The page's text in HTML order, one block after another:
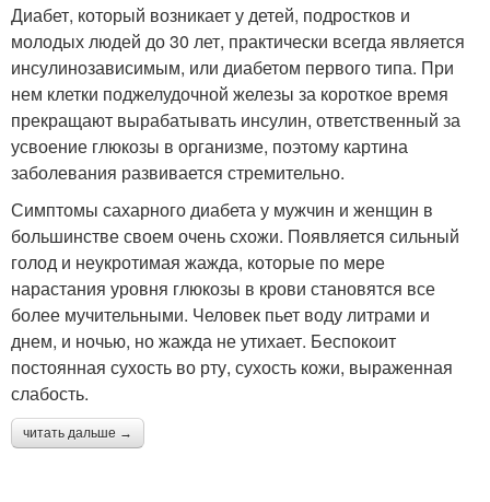
Диабет, который возникает у детей, подростков и
молодых людей до 30 лет, практически всегда является
инсулинозависимым, или диабетом первого типа. При
нем клетки поджелудочной железы за короткое время
прекращают вырабатывать инсулин, ответственный за
усвоение глюкозы в организме, поэтому картина
заболевания развивается стремительно.
Симптомы сахарного диабета у мужчин и женщин в
большинстве своем очень схожи. Появляется сильный
голод и неукротимая жажда, которые по мере
нарастания уровня глюкозы в крови становятся все
более мучительными. Человек пьет воду литрами и
днем, и ночью, но жажда не утихает. Беспокоит
постоянная сухость во рту, сухость кожи, выраженная
слабость.
читать дальше →